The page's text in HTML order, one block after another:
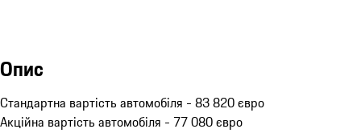
Опис
Стандартна вартість автомобіля - 83 820 євро
Акційна вартість автомобіля - 77 080 євро